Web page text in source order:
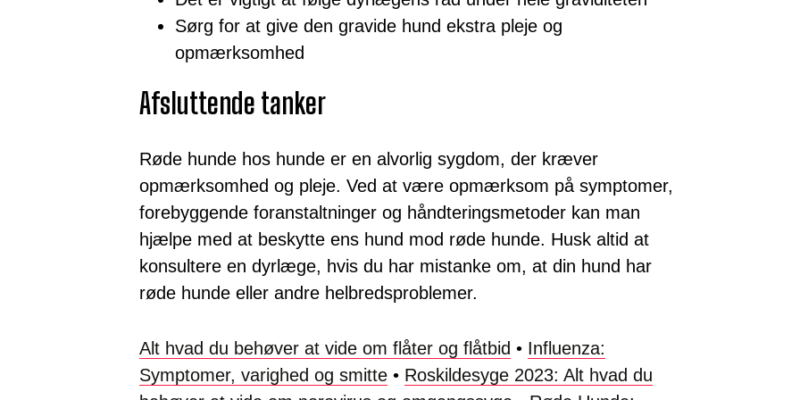
Sørg for at give den gravide hund ekstra pleje og
opmærksomhed
Afsluttende tanker
Røde hunde hos hunde er en alvorlig sygdom, der kræver
opmærksomhed og pleje. Ved at være opmærksom på symptomer,
forebyggende foranstaltninger og håndteringsmetoder kan man
hjælpe med at beskytte ens hund mod røde hunde. Husk altid at
konsultere en dyrlæge, hvis du har mistanke om, at din hund har
røde hunde eller andre helbredsproblemer.
Alt hvad du behøver at vide om flåter og flåtbid • Influenza:
Symptomer, varighed og smitte • Roskildesyge 2023: Alt hvad du